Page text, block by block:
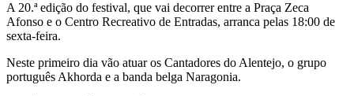
A 20.ª edição do festival, que vai decorrer entre a Praça Zeca
Afonso e o Centro Recreativo de Entradas, arranca pelas 18:00 de
sexta-feira.
Neste primeiro dia vão atuar os Cantadores do Alentejo, o grupo
português Akhorda e a banda belga Naragonia.